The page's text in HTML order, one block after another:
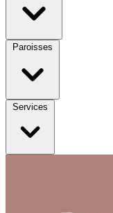
Paroisses
Services